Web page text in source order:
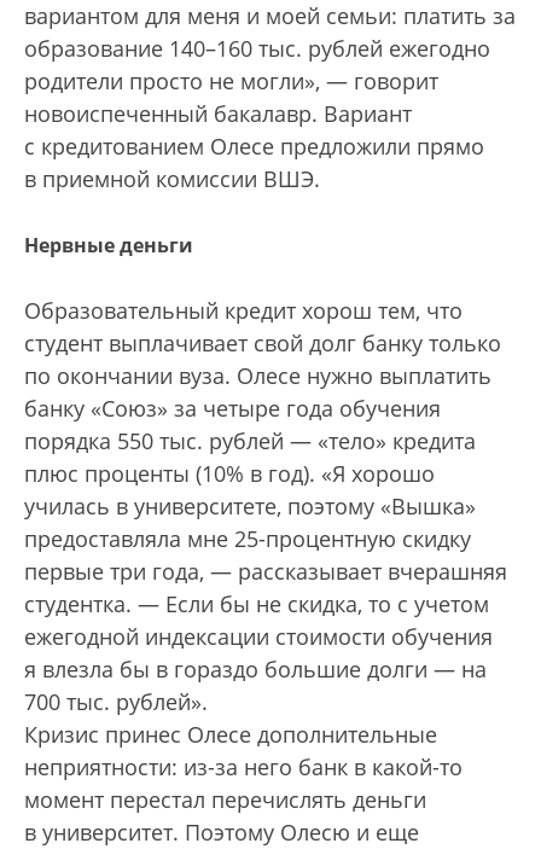
вариантом для меня и моей семьи: платить за
образование 140–160 тыс. рублей ежегодно
родители просто не могли», — говорит
новоиспеченный бакалавр. Вариант
с кредитованием Олесе предложили прямо
в приемной комиссии ВШЭ.
Нервные деньги
Образовательный кредит хорош тем, что
студент выплачивает свой долг банку только
по окончании вуза. Олесе нужно выплатить
банку «Союз» за четыре года обучения
порядка 550 тыс. рублей — «тело» кредита
плюс проценты (10% в год). «Я хорошо
училась в университете, поэтому «Вышка»
предоставляла мне 25-процентную скидку
первые три года, — рассказывает вчерашняя
студентка. — Если бы не скидка, то с учетом
ежегодной индексации стоимости обучения
я влезла бы в гораздо большие долги — на
700 тыс. рублей».
Кризис принес Олесе дополнительные
неприятности: из-за него банк в какой-то
момент перестал перечислять деньги
в университет. Поэтому Олесю и еще